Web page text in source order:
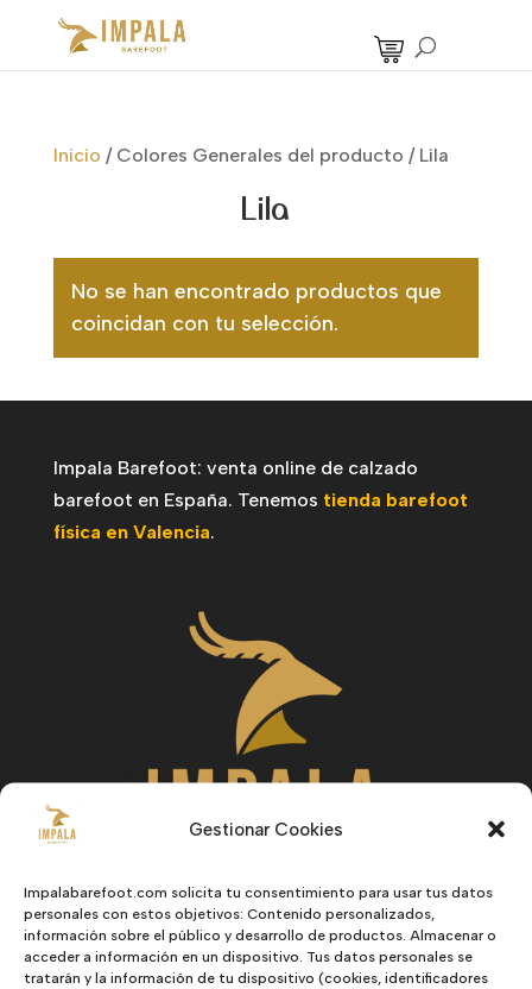
Gestionar Cookies
Impalabarefoot.com solicita tu consentimiento para usar tus datos
personales con estos objetivos: Contenido personalizados,
información sobre el público y desarrollo de productos. Almacenar o
acceder a información en un dispositivo. Tus datos personales se
tratarán y la información de tu dispositivo (cookies, identificadores
Inicio / Colores Generales del producto / Lila
Lila
No se han encontrado productos que
coincidan con tu selección.
Impala Barefoot: venta online de calzado
barefoot en España. Tenemos tienda barefoot
física en Valencia.
Hombre